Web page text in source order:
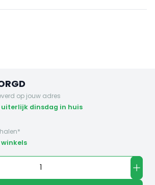
op jouw adres
uiterlijk dinsdag in huis